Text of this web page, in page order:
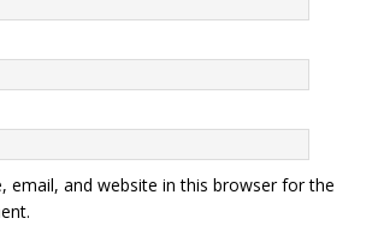
email, and website in this browser for the